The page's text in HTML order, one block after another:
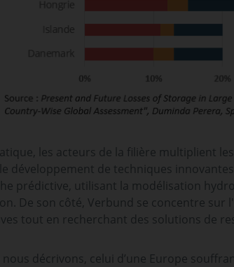
les acteurs de la filière multiplient
développement de techniques
prédictive, utilisant la modélisation
De son côté, Verbund se concentre
tout en recherchant des solutions de
décrivons, celui d’une Europe